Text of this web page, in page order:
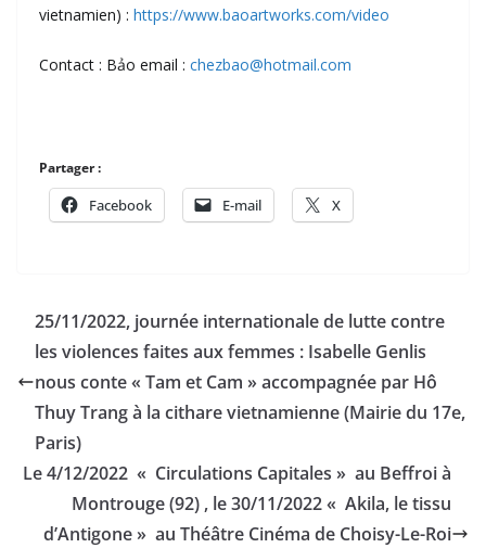
vietnamien) : https://www.baoartworks.com/video
Contact : Bảo email : chezbao@hotmail.com
Partager :
Facebook E-mail X
25/11/2022, journée internationale de lutte contre
les violences faites aux femmes : Isabelle Genlis
nous conte « Tam et Cam » accompagnée par Hô
Thuy Trang à la cithare vietnamienne (Mairie du 17e,
Paris)
Le 4/12/2022 « Circulations Capitales » au Beffroi à
Montrouge (92) , le 30/11/2022 « Akila, le tissu
d’Antigone » au Théâtre Cinéma de Choisy-Le-Roi